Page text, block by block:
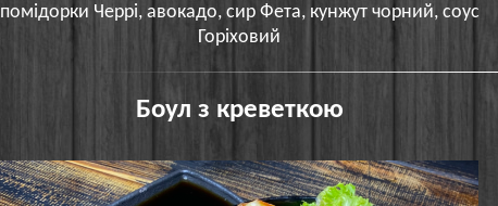
помідорки Черрі, авокадо, сир Фета, кунжут чорний, соус
Горіховий
Боул з креветкою